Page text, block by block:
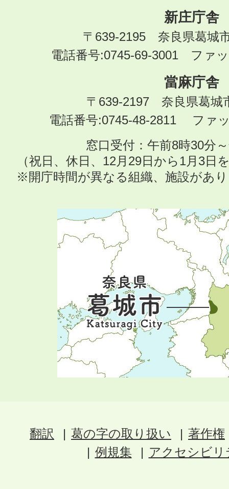
新庄庁舎
〒639-2195 奈良県葛城
電話番号:0745-69-3001 ファ
當麻庁舎
〒639-2197 奈良県葛城
電話番号:0745-48-2811 ファ
窓口受付：午前8時30分
（祝日、休日、12月29日から1月3日
※開庁時間が異なる組織、施設があ
翻訳 葛の字の取り扱い
著作権
例規集
アクセシビ